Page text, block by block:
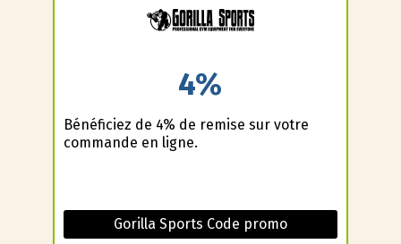
4%
Bénéficiez de 4% de remise sur votre
commande en ligne.
Gorilla Sports Code promo